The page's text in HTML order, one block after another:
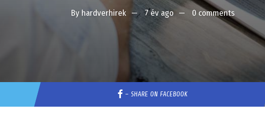
By hardverhirek 7 év ago 0 comments
– SHARE ON FACEBOOK